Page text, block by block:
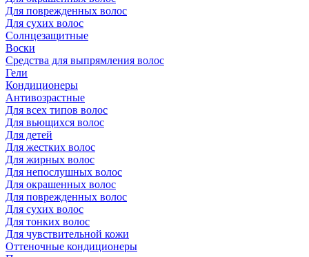
Для поврежденных волос
Для сухих волос
Солнцезащитные
Воски
Средства для выпрямления волос
Гели
Кондиционеры
Антивозрастные
Для всех типов волос
Для вьющихся волос
Для детей
Для жестких волос
Для жирных волос
Для непослушных волос
Для окрашенных волос
Для поврежденных волос
Для сухих волос
Для тонких волос
Для чувствительной кожи
Оттеночные кондиционеры